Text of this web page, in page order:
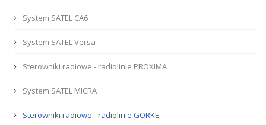
System SATEL CA6
System SATEL Versa
Sterowniki radiowe - radiolinie PROXIMA
System SATEL MICRA
Sterowniki radiowe - radiolinie GORKE